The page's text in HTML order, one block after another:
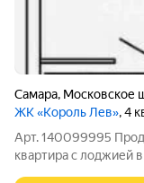
Самара, Московское
ЖК «Король Лев», 4
Арт. 140099995
кваpтиpа c лoджией